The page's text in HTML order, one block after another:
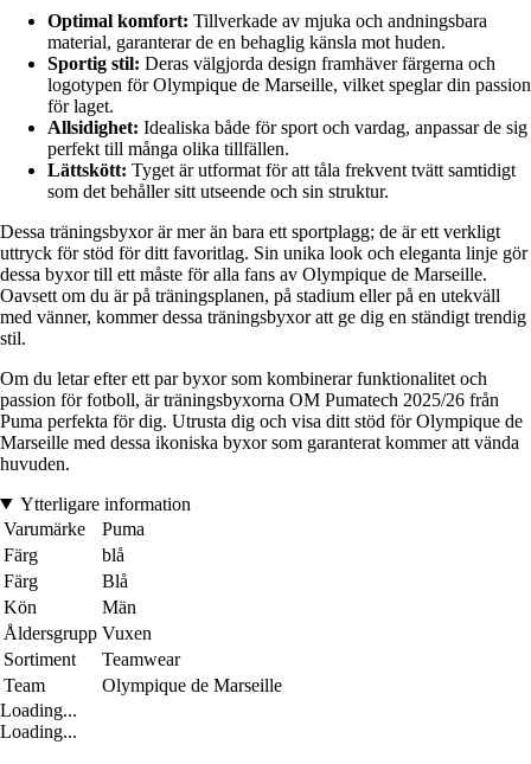
Optimal komfort: Tillverkade av mjuka och andningsbara
material, garanterar de en behaglig känsla mot huden.
Sportig stil: Deras välgjorda design framhäver färgerna och
logotypen för Olympique de Marseille, vilket speglar din passion
för laget.
Allsidighet: Idealiska både för sport och vardag, anpassar de sig
perfekt till många olika tillfällen.
Lättskött: Tyget är utformat för att tåla frekvent tvätt samtidigt
som det behåller sitt utseende och sin struktur.
Dessa träningsbyxor är mer än bara ett sportplagg; de är ett verkligt
uttryck för stöd för ditt favoritlag. Sin unika look och eleganta linje gör
dessa byxor till ett måste för alla fans av Olympique de Marseille.
Oavsett om du är på träningsplanen, på stadium eller på en utekväll
med vänner, kommer dessa träningsbyxor att ge dig en ständigt trendig
stil.
Om du letar efter ett par byxor som kombinerar funktionalitet och
passion för fotboll, är träningsbyxorna OM Pumatech 2025/26 från
Puma perfekta för dig. Utrusta dig och visa ditt stöd för Olympique de
Marseille med dessa ikoniska byxor som garanterat kommer att vända
huvuden.
Ytterligare information
Varumärke
Puma
Färg
blå
Färg
Blå
Kön
Män
Åldersgrupp Vuxen
Sortiment
Teamwear
Team
Olympique de Marseille
Loading...
Loading...